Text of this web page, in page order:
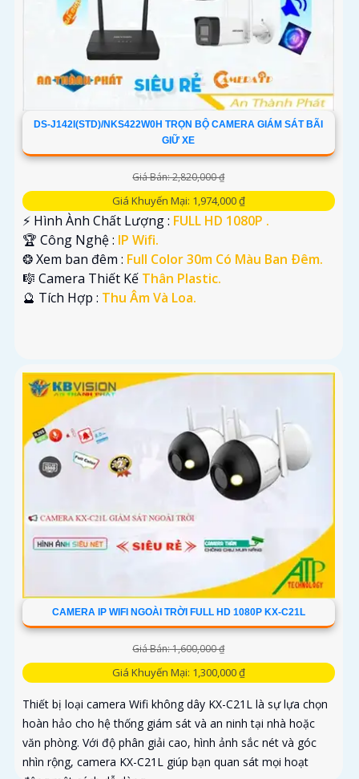
DS-J142I(STD)/NKS422W0H TRỌN BỘ CAMERA GIÁM SÁT BÃI
GIỮ XE
Giá Bán: 2,820,000 ₫
Giá Khuyến Mại: 1,974,000 ₫
️⚡ Hình Ành Chất Lượng : FULL HD 1080P .
🏆 Công Nghệ : IP Wifi.
❂ Xem ban đêm : Full Color 30m Có Màu Ban Ðêm.
🎼️ Camera Thiết Kế Thân Plastic.
️🔮 Tích Hợp : Thu Âm Và Loa.
CAMERA IP WIFI NGOÀI TRỜI FULL HD 1080P KX-C21L
Giá Bán: 1,600,000 ₫
Giá Khuyến Mại: 1,300,000 ₫
Thiết bị loại camera Wifi không dây KX-C21L là sự lựa chọn
hoàn hảo cho hệ thống giám sát và an ninh tại nhà hoặc
văn phòng. Với độ phân giải cao, hình ảnh sắc nét và góc
nhìn rộng, camera KX-C21L giúp bạn quan sát mọi hoạt